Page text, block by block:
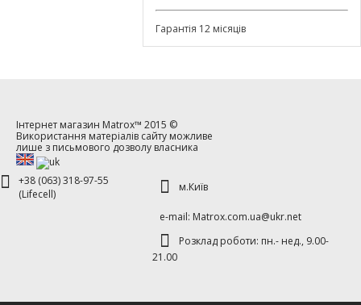
Гарантія 12 місяців
Інтернет магазин Matrox™ 2015 ©
Використання матеріалів сайту можливе
лише з письмового дозволу власника
+38 (063) 318-97-55
(Lifecell)
м.Київ
е-mаil: Matrox.com.ua@ukr.net
Розклад роботи: пн.- нед., 9.00-
21.00